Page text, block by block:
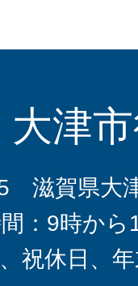
大津
滋賀県大
：9時から
、祝休日、